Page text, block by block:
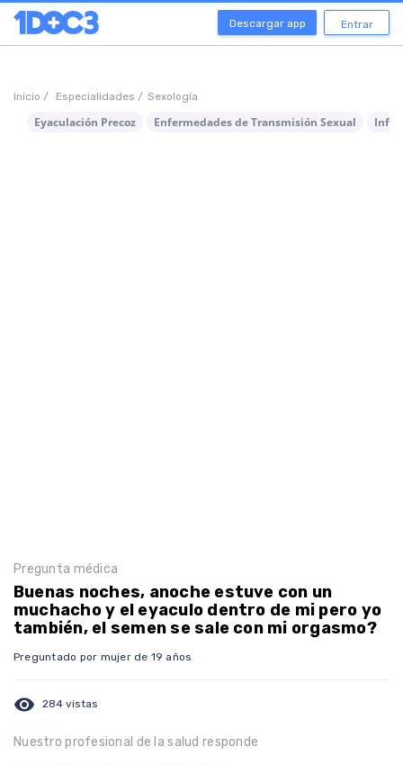
Descargar app Entrar
Inicio / Especialidades / Sexología
Eyaculación Precoz Enfermedades de Transmisión Sexual
Pregunta médica
Buenas noches, anoche estuve con un
muchacho y el eyaculo dentro de mi pero yo
también, el semen se sale con mi orgasmo?
Preguntado por mujer de 19 años
visibility 284 vistas
Nuestro profesional de la salud responde